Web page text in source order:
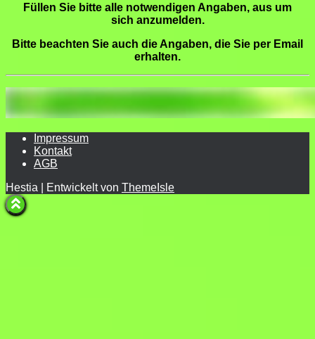
Füllen Sie bitte alle notwendigen Angaben, aus um
sich anzumelden.
Bitte beachten Sie auch die Angaben, die Sie per Email
erhalten.
Impressum
Kontakt
AGB
Hestia | Entwickelt von ThemeIsle